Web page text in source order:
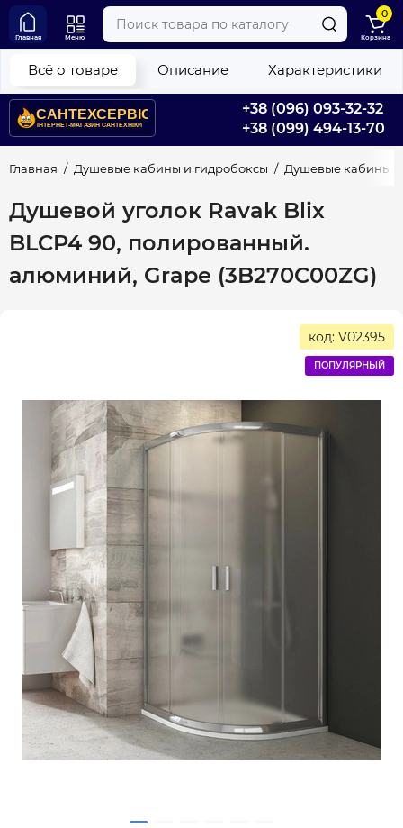
+38 (096) 093-32-32
+38 (099) 494-13-70
Главная Меню
0
Корзина
Главная Душевые кабины и гидробоксы Душевые кабины
Душевой уголок Ravak Blix
BLCP4 90, полированный.
алюминий, Grape (3B270C00ZG)
Всё о товаре Описание Характеристики
код: V02395
ПОПУЛЯРНЫЙ